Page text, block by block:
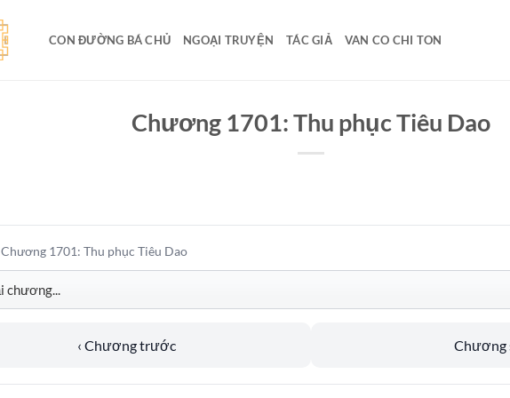
CON ĐƯỜNG BÁ CHỦ NGOẠI TRUYỆN TÁC GIẢ VAN CO CHI TON
Chương 1701: Thu phục Tiêu Dao
Chương 1701: Thu phục Tiêu Dao
‹ Chương trước Chương